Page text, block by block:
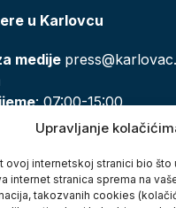
Upravljanje
ovoj internetskoj stranici bio što
internet stranica sprema na
takozvanih cookies
u Karlovcu
medije
: 07:00-15:00